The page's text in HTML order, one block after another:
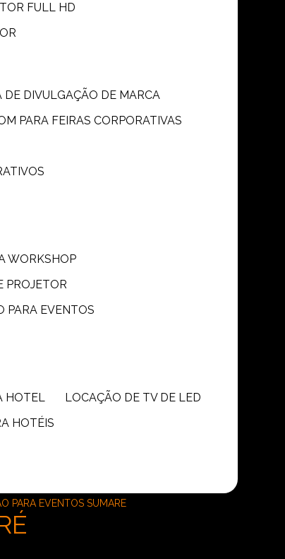
FULL HD
DE DIVULGAÇÃO DE MARCA
PARA FEIRAS CORPORATIVAS
WORKSHOP
PROJETOR
PARA EVENTOS
HOTEL
LOCAÇÃO DE TV DE LED
HOTÉIS
PARA EVENTOS SUMARE